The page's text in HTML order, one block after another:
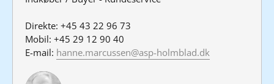
Direkte: +45 43 22 96 73
Mobil: +45 29 12 90 40
E-mail: hanne.marcussen@asp-holmblad.dk